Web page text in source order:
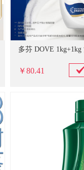
￥80.41